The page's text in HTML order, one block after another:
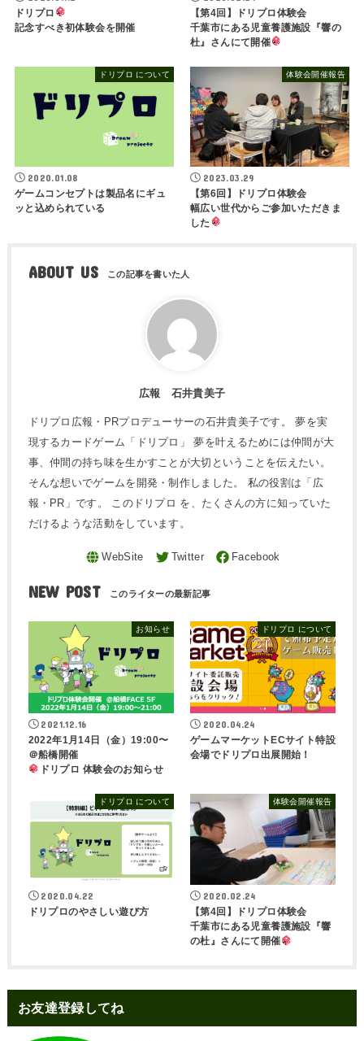
ドリプロ
記念すべき初体験会を開催
【第4回】ドリプロ体験会
千葉市にある児童養護施設『響の
杜』さんにて開催
ドリプロ について
2020.01.08
ゲームコンセプトは製品名にギュ
ッと込められている
体験会開催報告
2023.03.29
【第6回】ドリプロ体験会
幅広い世代からご参加いただきま
した
ABOUT US
広報 石井貴美子
ドリプロ広報・PRプロデューサーの石井貴美子です。 夢を実
現するカードゲーム「ドリプロ」 夢を叶えるためには仲間が大
事、仲間の持ち味を生かすことが大切ということを伝えたい。
そんな想いでゲームを開発・制作しました。 私の役割は「広
報・PR」です。 このドリプロ を、たくさんの方に知っていた
だけるような活動をしています。
NEW POST
お知らせ
2021.12.16
2022年1月14日（金）19:00〜
＠船橋開催
ドリプロ 体験会のお知らせ
ドリプロ について
2020.04.24
ゲームマーケットECサイト特設
会場でドリプロ出展開始！
ドリプロ について
2020.04.22
ドリプロのやさしい遊び方
体験会開催報告
2020.02.24
【第4回】ドリプロ体験会
千葉市にある児童養護施設『響
の杜』さんにて開催
お友達登録してね